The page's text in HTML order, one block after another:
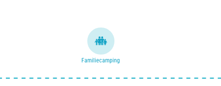
Familiecamping